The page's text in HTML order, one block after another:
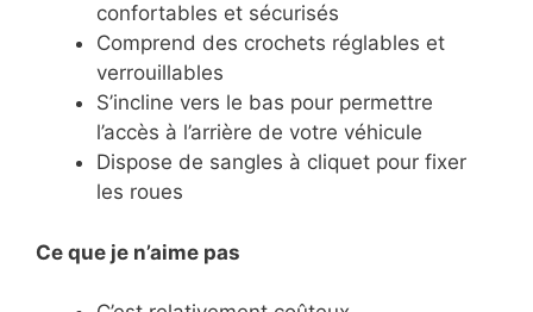
confortables et sécurisés
​Comprend des crochets réglables et
verrouillables
​S’incline vers le bas pour permettre
l’accès à l’arrière de votre véhicule
​Dispose de sangles à cliquet pour fixer
les roues
Ce que je n’aime pas